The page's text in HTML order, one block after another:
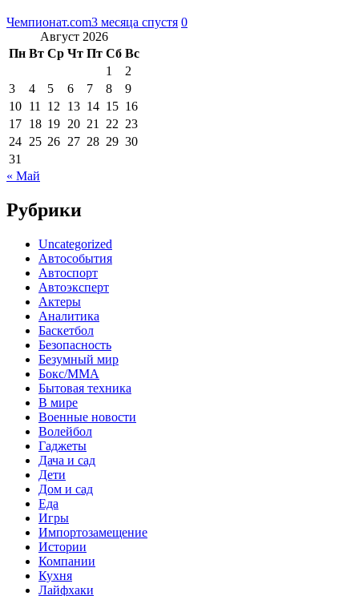
Чемпионат.com3 месяца спустя 0
Август 2026
Пн Вт Ср Чт Пт Сб Вс
1
2
3
4 5 6 7 8
9
10 11 12 13 14 15 16
17 18 19 20 21 22 23
24 25 26 27 28 29 30
31
« Май
Рубрики
Uncategorized
Автособытия
Автоспорт
Автоэксперт
Актеры
Аналитика
Баскетбол
Безопасность
Безумный мир
Бокс/MMA
Бытовая техника
В мире
Военные новости
Волейбол
Гаджеты
Дача и сад
Дети
Дом и сад
Еда
Игры
Импортозамещение
Истории
Компании
Кухня
Лайфхаки